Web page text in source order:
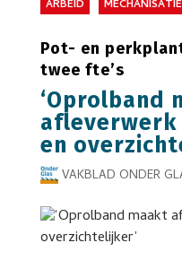
ARBEID MECHANISATIE
Pot- en
twee fte’s
‘Oprolband
en
VAKBLAD ONDER